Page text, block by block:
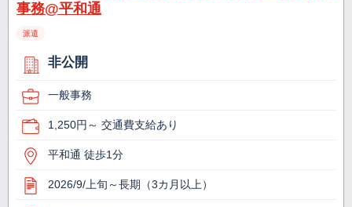
事務@平和通
派遣
非公開
一般事務
1,250円～ 交通費支給あり
平和通 徒歩1分
2026/9/上旬～長期（3カ月以上）